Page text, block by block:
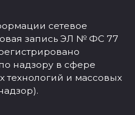
сетевое
запись ЭЛ № ФС 77
надзору в сфере
и массовых